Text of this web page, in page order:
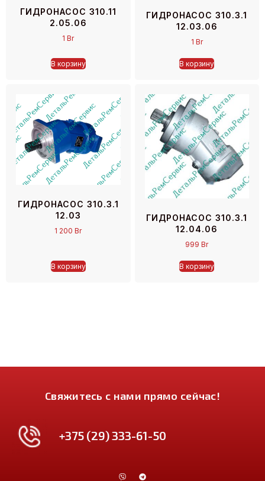
ГИДРОНАСОС 310.11
2.05.06
1Br
В корзину
ГИДРОНАСОС 310.3.1
12.03.06
1 Br
В корзину
ГИДРОНАСОС 310.3.1
12.03
1 200Br
В корзину
ГИДРОНАСОС 310.3.1
12.04.06
999Br
В корзину
Свяжитесь с нами прямо сейчас!
+375 (29) 333-61-50